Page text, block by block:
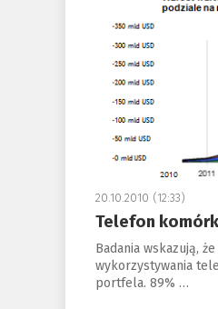
20.10.2010 (12:33)
Telefon
Badania wskazują,
wykorzystywania
portfela. 89% …